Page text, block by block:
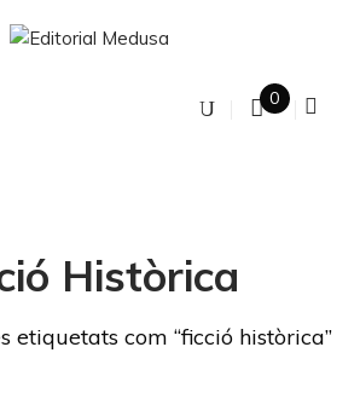
0
Històrica
etiquetats com “ficció històrica”